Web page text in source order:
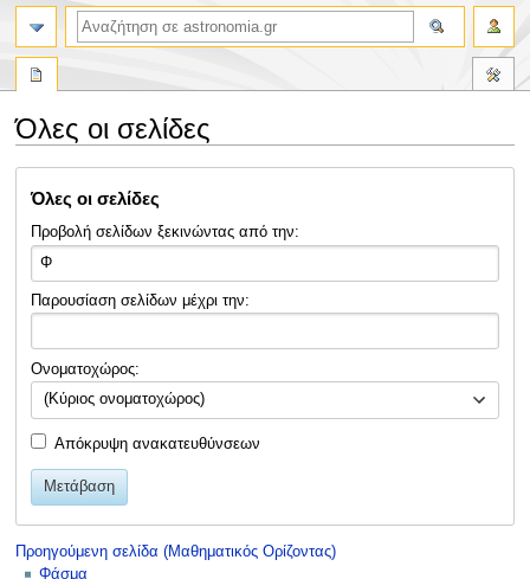
Όλες οι σελίδες
στην
στηνΌλες οι σελίδες
Προβολή σελίδων ξεκινώντας από την:
Παρουσίαση σελίδων μέχρι την:
Ονοματοχώρος:
(Κύριος ονοματοχώρος)
Απόκρυψη ανακατευθύνσεων
Μετάβαση
Προηγούμενη σελίδα (Μαθηματικός Ορίζοντας)
Φάσμα
αναζήτηση